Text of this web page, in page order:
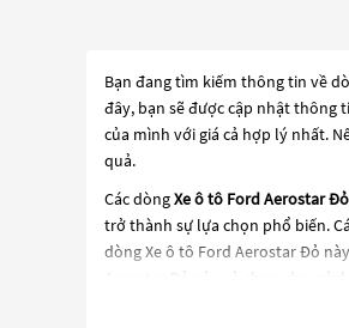
Bạn đang tìm kiếm thông tin về
đây, bạn sẽ được cập nhật thông
của mình với giá cả hợp lý nhất.
quả.
Các dòngXe ô tô Ford Aerostar Đỏ
trở thành sự lựa chọn phổ biến.
dòngXe ô tô Ford Aerostar Đỏ
Aerostar Đỏ
này và chọn cho